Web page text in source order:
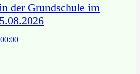
der Grundschule im